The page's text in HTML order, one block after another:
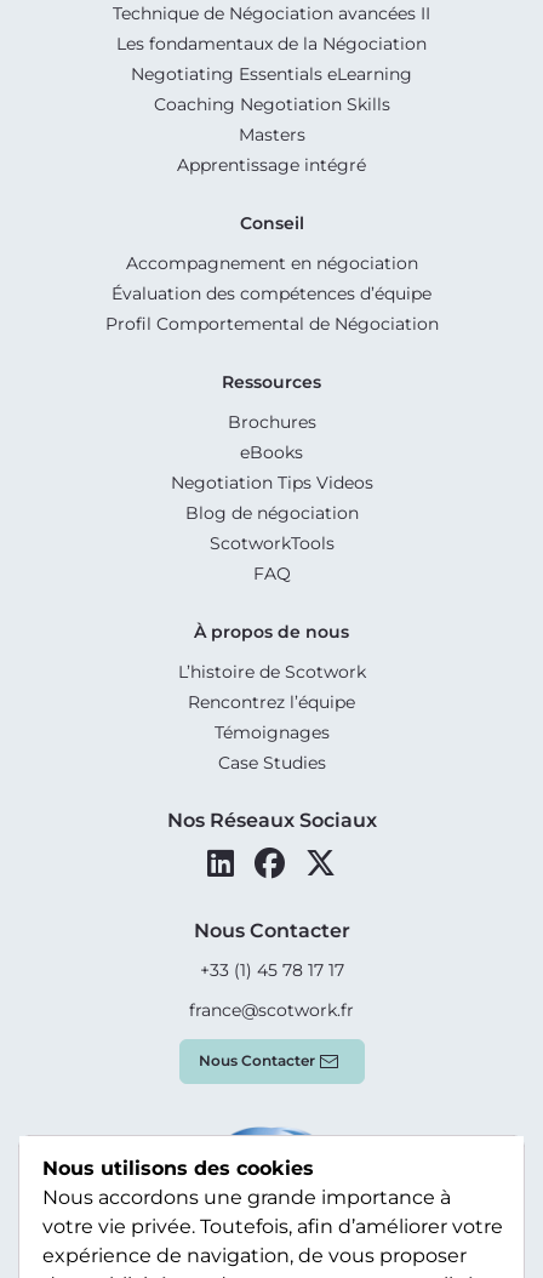
Technique de Négociation avancées II
Les fondamentaux de la Négociation
Negotiating Essentials eLearning
Coaching Negotiation Skills
Masters
Apprentissage intégré
Conseil
Accompagnement en négociation
Évaluation des compétences d’équipe
Profil Comportemental de Négociation
Ressources
Brochures
eBooks
Negotiation Tips Videos
Blog de négociation
ScotworkTools
FAQ
À propos de nous
L’histoire de Scotwork
Rencontrez l’équipe
Témoignages
Case Studies
Nos Réseaux Sociaux
Nous Contacter
+33 (1) 45 78 17 17
france@scotwork.fr
Nous Contacter
Nous utilisons des cookies
Nous accordons une grande importance à
votre vie privée. Toutefois, afin d’améliorer votre
expérience de navigation, de vous proposer